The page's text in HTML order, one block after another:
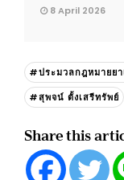
8 April 2026
#ประมวลกฎหมายย
#สุพจน์ ตั้งเสรีทรัพย์
Share this